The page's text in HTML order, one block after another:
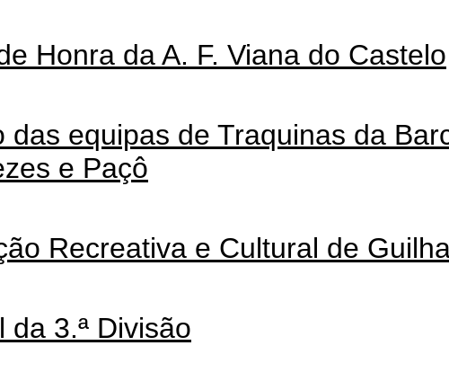
Honra da A. F. Viana do Castelo
das equipas de Traquinas da
e Paçô
Recreativa e Cultural de
da 3.ª Divisão